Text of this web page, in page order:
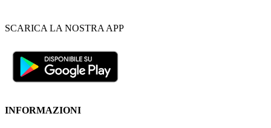
SCARICA LA NOSTRA APP
INFORMAZIONI